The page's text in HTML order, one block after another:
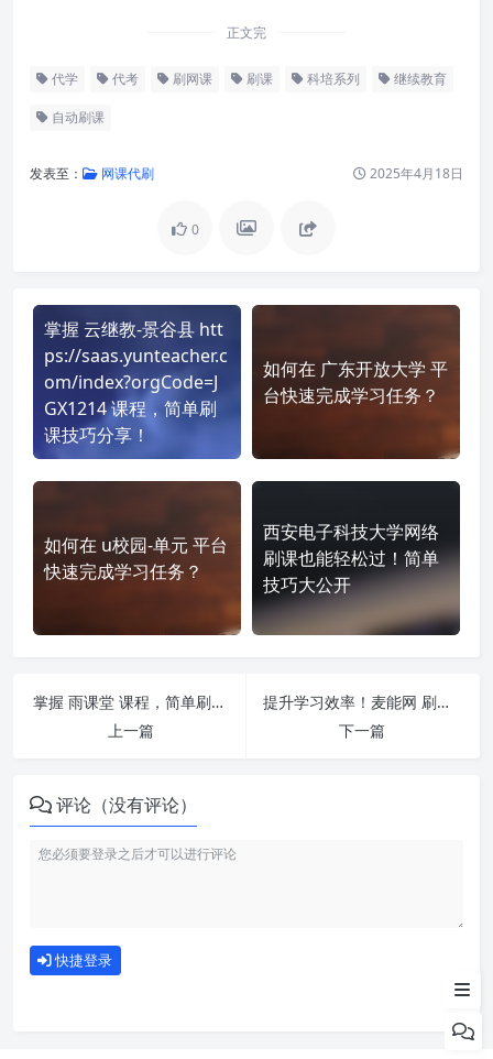
正文完
代学 代考 刷网课 刷课 科培系列 继续教育
自动刷课
发表至： 网课代刷 2025年4月18日
0
掌握 云继教-景谷县 htt
ps://saas.yunteacher.c
om/index?orgCode=J
GX1214 课程，简单刷
课技巧分享！
如何在 广东开放大学 平
台快速完成学习任务？
如何在 u校园-单元 平台
快速完成学习任务？
西安电子科技大学网络
刷课也能轻松过！简单
技巧大公开
掌握 雨课堂 课程，简单刷课技巧分享！
上一篇
提升学习效率！麦能网 刷课方法全揭秘
下一篇
评论（没有评论）
快捷登录